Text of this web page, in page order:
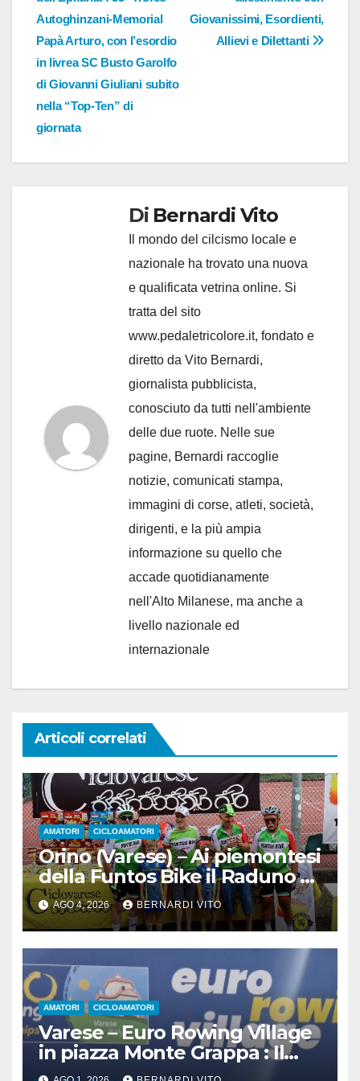
Giovanissimi, Esordienti,
Allievi e Dilettanti
Autoghinzani-Memorial
Papà Arturo, con l’esordio
in livrea SC Busto Garolfo
di Giovanni Giuliani subito
nella “Top-Ten” di
giornata
Di Bernardi Vito
Il mondo del cilcismo locale e
nazionale ha trovato una nuova
e qualificata vetrina online. Si
tratta del sito
www.pedaletricolore.it, fondato e
diretto da Vito Bernardi,
giornalista pubblicista,
conosciuto da tutti nell'ambiente
delle due ruote. Nelle sue
pagine, Bernardi raccoglie
notizie, comunicati stampa,
immagini di corse, atleti, società,
dirigenti, e la più ampia
informazione su quello che
accade quotidianamente
nell'Alto Milanese, ma anche a
livello nazionale ed
internazionale
Articoli correlati
AMATORI CICLOAMATORI
Orino (Varese) – Ai piemontesi
della Funtos Bike il Raduno di
Orino
AGO 4, 2026 BERNARDI VITO
AMATORI CICLOAMATORI
Varese – Euro Rowing Village
in piazza Monte Grappa : Il
Canottaggio ospita il Ciclismo